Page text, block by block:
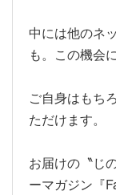
中には他のネ
も。この機会
ご自身はもち
ただけます。
お届けの〝じ
ーマガジン『